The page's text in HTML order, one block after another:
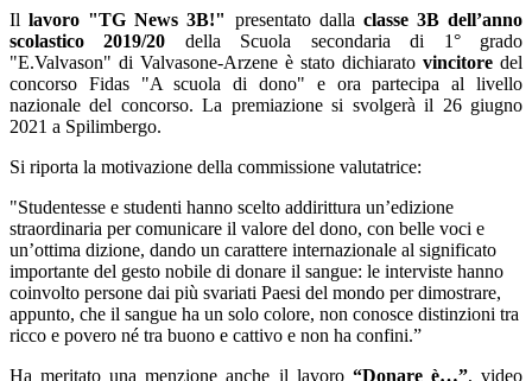
Il lavoro "TG News 3B!" presentato dalla classe 3B dell’anno
scolastico 2019/20 della Scuola secondaria di 1° grado
"E.Valvason" di Valvasone-Arzene è stato dichiarato vincitore del
concorso Fidas "A scuola di dono" e ora partecipa al livello
nazionale del concorso. La premiazione si svolgerà il 26 giugno
2021 a Spilimbergo.
Si riporta la motivazione della commissione valutatrice:
"Studentesse e studenti hanno scelto addirittura un’edizione
straordinaria per comunicare il valore del dono, con belle voci e
un’ottima dizione, dando un carattere internazionale al significato
importante del gesto nobile di donare il sangue: le interviste hanno
coinvolto persone dai più svariati Paesi del mondo per dimostrare,
appunto, che il sangue ha un solo colore, non conosce distinzioni tra
ricco e povero né tra buono e cattivo e non ha confini.”
Ha meritato una menzione anche il lavoro“Donare è…”, video